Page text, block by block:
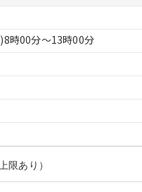
時00分〜13時00分
限あり）